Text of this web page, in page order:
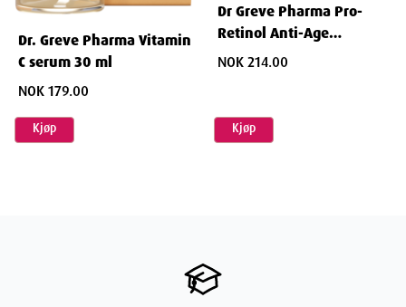
Dr. Greve Pharma Vitamin
C serum 30 ml
NOK 179.00
Kjøp
Dr Greve Pharma Pro-
Retinol Anti-Age
Oljeserum 30 ml
NOK 214.00
Kjøp